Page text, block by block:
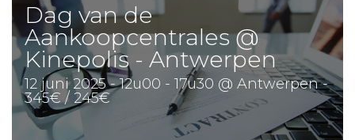
Dag van de
Aankoopcentrales @
Kinepolis - Antwerpen
12 juni 2025 - 12u00 - 17u30 @ Antwerpen -
345€ / 245€